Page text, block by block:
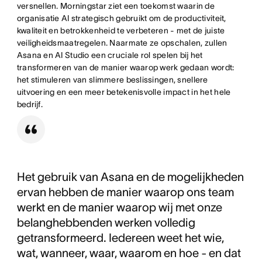
versnellen. Morningstar ziet een toekomst waarin de
organisatie AI strategisch gebruikt om de productiviteit,
kwaliteit en betrokkenheid te verbeteren - met de juiste
veiligheidsmaatregelen. Naarmate ze opschalen, zullen
Asana en AI Studio een cruciale rol spelen bij het
transformeren van de manier waarop werk gedaan wordt:
het stimuleren van slimmere beslissingen, snellere
uitvoering en een meer betekenisvolle impact in het hele
bedrijf.
Het gebruik van Asana en de mogelijkheden
ervan hebben de manier waarop ons team
werkt en de manier waarop wij met onze
belanghebbenden werken volledig
getransformeerd. Iedereen weet het wie,
wat, wanneer, waar, waarom en hoe - en dat